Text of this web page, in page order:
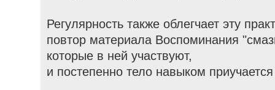
Регулярность также облегчает эту
повтор материала Воспоминания
которые в ней участвуют,
и постепенно тело навыком